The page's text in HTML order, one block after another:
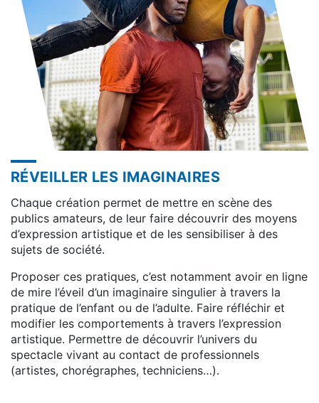
RÉVEILLER LES IMAGINAIRES
Chaque création permet de mettre en scène des
publics amateurs, de leur faire découvrir des moyens
d’expression artistique et de les sensibiliser à des
sujets de société.
Proposer ces pratiques, c’est notamment avoir en ligne
de mire l’éveil d’un imaginaire singulier à travers la
pratique de l’enfant ou de l’adulte. Faire réfléchir et
modifier les comportements à travers l’expression
artistique. Permettre de découvrir l’univers du
spectacle vivant au contact de professionnels
(artistes, chorégraphes, techniciens…).